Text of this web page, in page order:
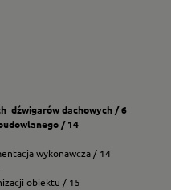
dźwigarów dachowych / 6
/ 14
wykonawcza / 14
obiektu / 15